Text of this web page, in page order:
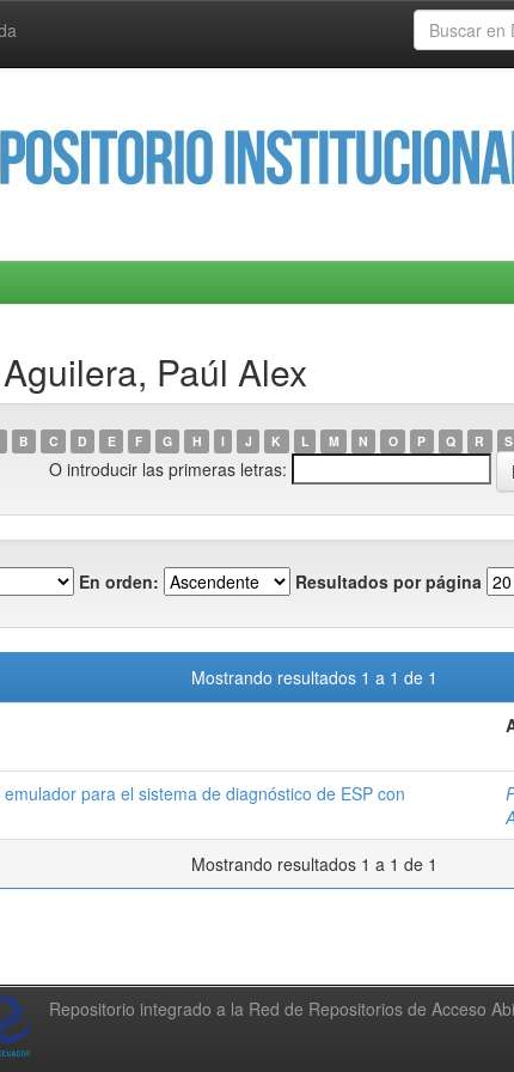
Paúl Alex
B C D E F G H I J K L M N O P Q R S
O introducir las primeras letras:
En orden: Resultados por página
Mostrando resultados 1 a 1 de 1
para el sistema de diagnóstico de ESP con
Mostrando resultados 1 a 1 de 1
Repositorio integrado a la Red de Repositorios de Acceso